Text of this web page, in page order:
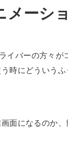
メーシ
イバーの方々が
時にどういう
面になるのか